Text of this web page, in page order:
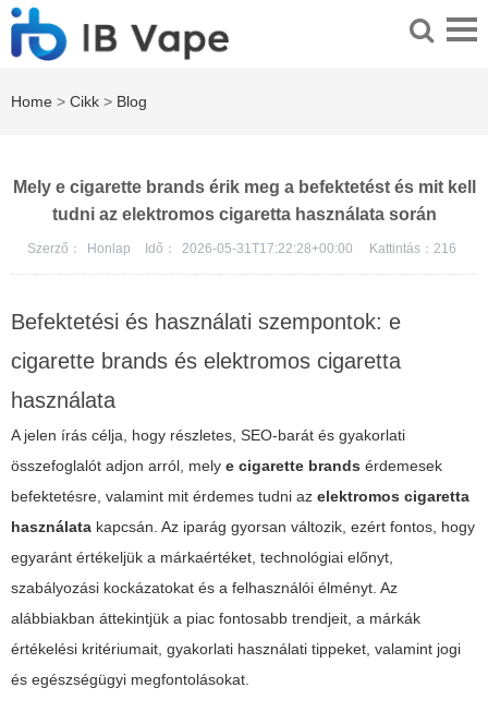
Home > Cikk > Blog
Mely e cigarette brands érik meg a befektetést és mit kell
tudni az elektromos cigaretta használata során
Szerző： Honlap Idő： 2026-05-31T17:22:28+00:00 Kattintás： 216
Befektetési és használati szempontok: e
cigarette brands és elektromos cigaretta
használata
A jelen írás célja, hogy részletes, SEO-barát és gyakorlati
összefoglalót adjon arról, mely e cigarette brands érdemesek
befektetésre, valamint mit érdemes tudni az elektromos cigaretta
használata kapcsán. Az iparág gyorsan változik, ezért fontos, hogy
egyaránt értékeljük a márkaértéket, technológiai előnyt,
szabályozási kockázatokat és a felhasználói élményt. Az
alábbiakban áttekintjük a piac fontosabb trendjeit, a márkák
értékelési kritériumait, gyakorlati használati tippeket, valamint jogi
és egészségügyi megfontolásokat.